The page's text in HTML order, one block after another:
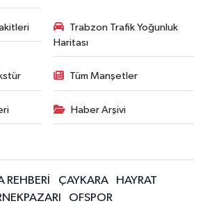
Trabzon Trafik Yoğunluk
Haritası
Tüm Manşetler
Haber Arşivi
REHBERİ ÇAYKARA
HAYRAT
OFSPOR